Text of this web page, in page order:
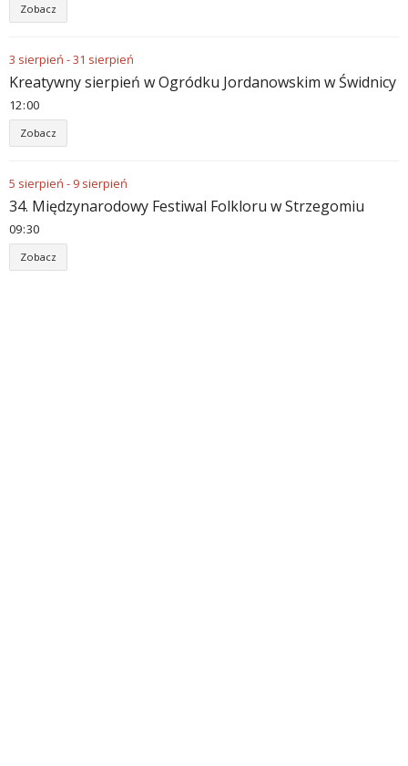
Zobacz
3 sierpień -31 sierpień
Kreatywny sierpień w Ogródku Jordanowskim w Świdnicy
12:00
Zobacz
5 sierpień - 9 sierpień
34. Międzynarodowy Festiwal Folkloru w Strzegomiu
09:30
Zobacz